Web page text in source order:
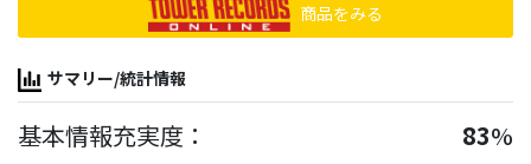
商品をみる
サマリー/統計情報
基本情報充実度： 83%